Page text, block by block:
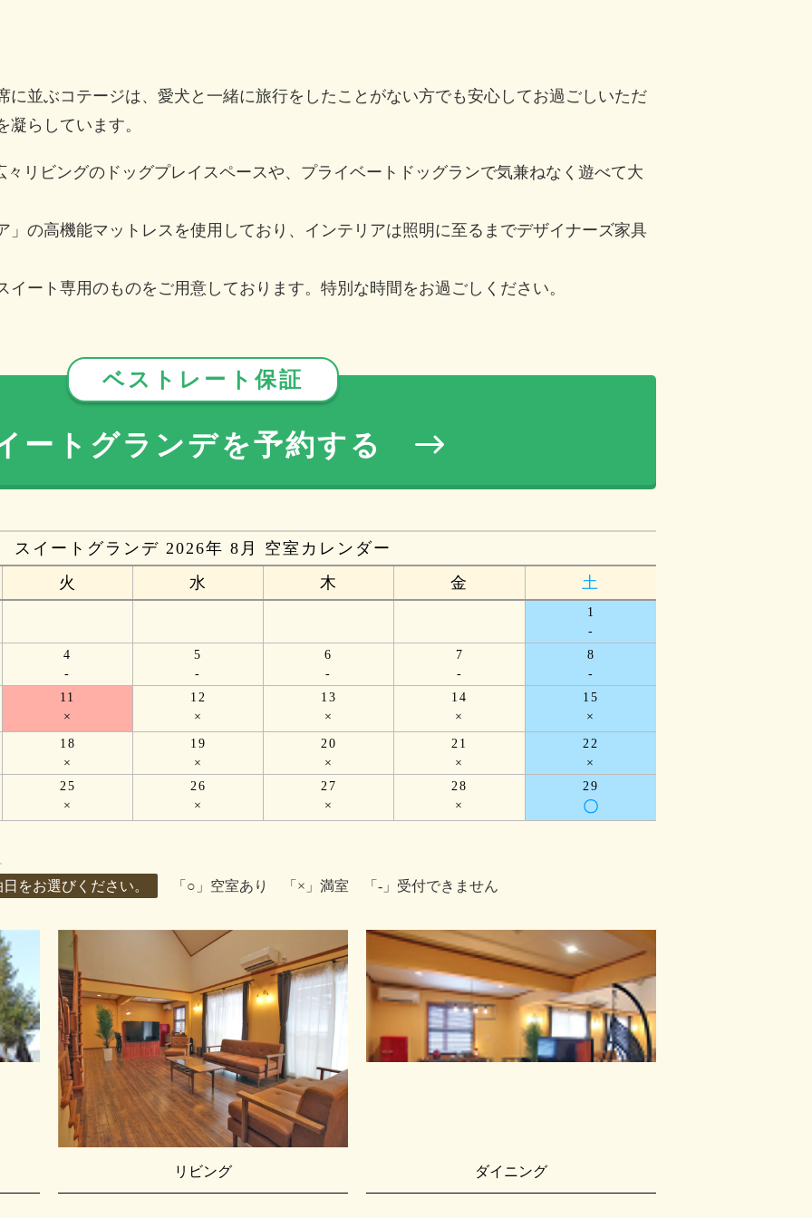
に並ぶコテージは、愛犬と一緒に旅行をしたことがない方でも安心してお過ごしいただ
らしています。
々リビングのドッグプレイスペースや、プライベートドッグランで気兼ねなく遊べて大
」の高機能マットレスを使用しており、インテリアは照明に至るまでデザイナーズ家具
ート専用のものをご用意しております。特別な時間をお過ごしください。
ベストレート保証
ートグランデを予約する
スイートグランデ 2026年 8月 空室カレンダー
火
水 木 金 土
1
-
4
-
5
-
6
-
7
-
8
-
11
×
12
×
13
×
14
×
15
×
18
×
19
×
20
×
21
×
22
×
25
×
26
×
27
×
28
×
29
〇
をお選びください。 「○」空室あり 「×」満室 「-」受付できません
リビング ダイニング